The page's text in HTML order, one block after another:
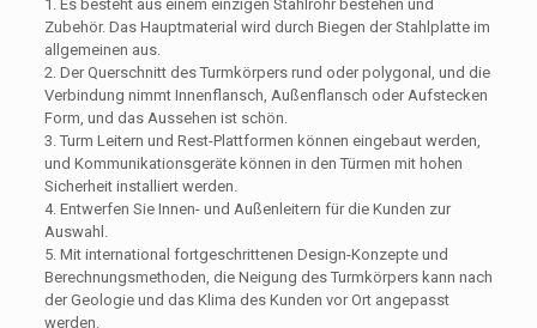
1. Es besteht aus einem einzigen Stahlrohr bestehen und
Zubehör. Das Hauptmaterial wird durch Biegen der Stahlplatte im
allgemeinen aus.
2. Der Querschnitt des Turmkörpers rund oder polygonal, und die
Verbindung nimmt Innenflansch, Außenflansch oder Aufstecken
Form, und das Aussehen ist schön.
3. Turm Leitern und Rest-Plattformen können eingebaut werden,
und Kommunikationsgeräte können in den Türmen mit hohen
Sicherheit installiert werden.
4. Entwerfen Sie Innen- und Außenleitern für die Kunden zur
Auswahl.
5. Mit international fortgeschrittenen Design-Konzepte und
Berechnungsmethoden, die Neigung des Turmkörpers kann nach
der Geologie und das Klima des Kunden vor Ort angepasst
werden.